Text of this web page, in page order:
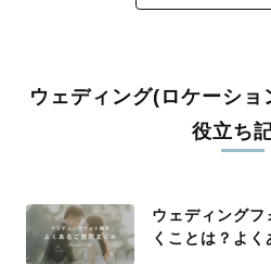
ウェディング(ロケーシ
役立ち
ウェディング
くことは？よく